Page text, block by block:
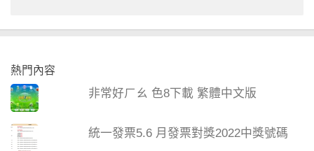
熱門內容
非常好ㄏㄠ 色8下載 繁體中文版
統一發票5.6 月發票對獎2022中獎號碼